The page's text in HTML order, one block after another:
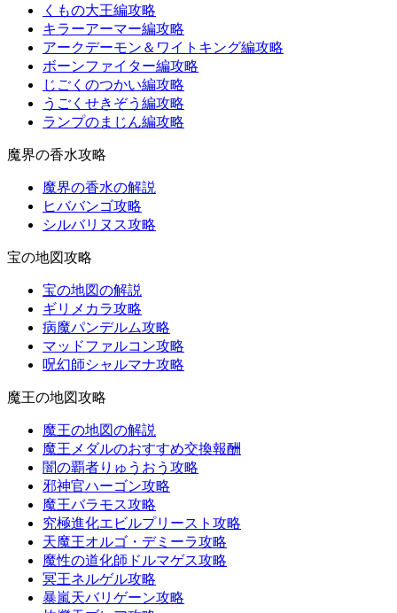
くもの大王編攻略
キラーアーマー編攻略
アークデーモン＆ワイトキング編攻略
ボーンファイター編攻略
じごくのつかい編攻略
うごくせきぞう編攻略
ランプのまじん編攻略
魔界の香水攻略
魔界の香水の解説
ヒババンゴ攻略
シルバリヌス攻略
宝の地図攻略
宝の地図の解説
ギリメカラ攻略
病魔パンデルム攻略
マッドファルコン攻略
呪幻師シャルマナ攻略
魔王の地図攻略
魔王の地図の解説
魔王メダルのおすすめ交換報酬
闇の覇者りゅうおう攻略
邪神官ハーゴン攻略
魔王バラモス攻略
究極進化エビルプリースト攻略
天魔王オルゴ・デミーラ攻略
魔性の道化師ドルマゲス攻略
冥王ネルゲル攻略
暴嵐天バリゲーン攻略